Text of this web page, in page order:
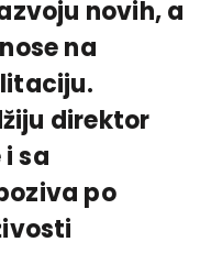
novih, a
na
direktor
sa
po